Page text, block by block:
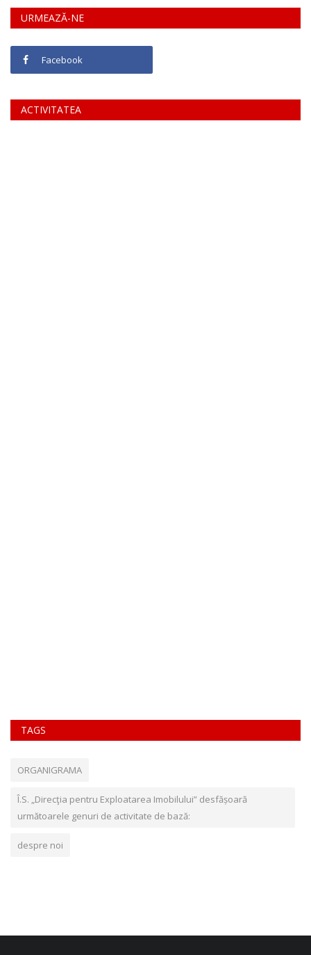
URMEAZĂ-NE
Facebook
ACTIVITATEA
TAGS
ORGANIGRAMA
Î.S. „Direcţia pentru Exploatarea Imobilului” desfășoară
următoarele genuri de activitate de bază:
despre noi